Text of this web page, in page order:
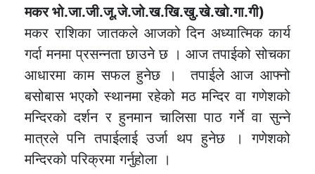
मकर भो.जा.जी.जू.जे.जो.ख.खि.खु.खे.खो.गा.गी)
मकर राशिका जातकले आजको दिन अध्यात्मिक कार्य
गर्दा मनमा प्रसन्नता छाउने छ । आज तपाईको सोचका
आधारमा काम सफल हुनेछ । तपाईले आज आफ्नो
बसोबास भएकोे स्थानमा रहेको मठ मन्दिर वा गणेशको
मन्दिरको दर्शन र हुनमान चालिसा पाठ गर्ने वा सुन्ने
मात्रले पनि तपाईलाई उर्जा थप हुनेछ । गणेशको
मन्दिरको परिक्रमा गर्नुहोला ।